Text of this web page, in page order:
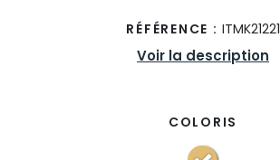
RÉFÉRENCE : ITMK21221
Voir la description
COLORIS